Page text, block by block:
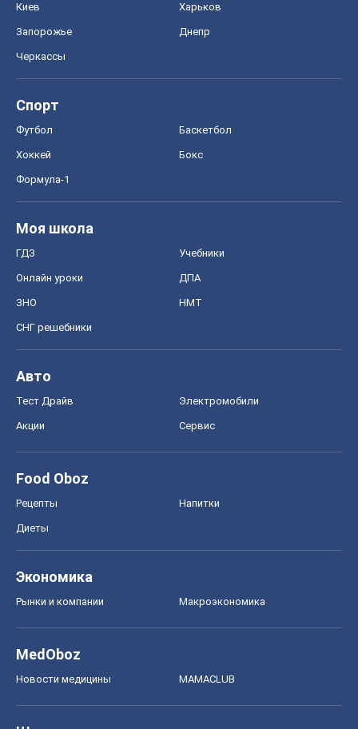
Киев Харьков
Запорожье Днепр
Черкассы
Спорт
Футбол Баскетбол
Хоккей Бокс
Формула-1
Моя школа
ГДЗ Учебники
Онлайн уроки ДПА
ЗНО НМТ
СНГ решебники
Авто
Тест Драйв Электромобили
Акции Сервис
Food Oboz
Рецепты Напитки
Диеты
Экономика
Рынки и компании Mакроэкономика
MedOboz
Новости медицины MAMACLUB